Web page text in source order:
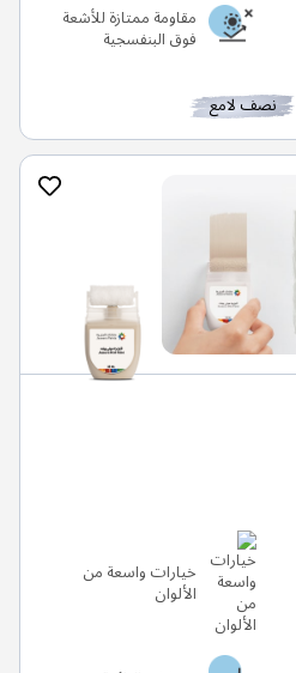
مقاومة ممتازة للأشعة
فوق البنفسجية
نصف لامع
خيارات واسعة من
الألوان